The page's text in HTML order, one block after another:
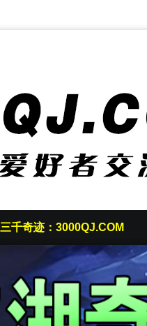
三千奇迹：3000QJ.COM